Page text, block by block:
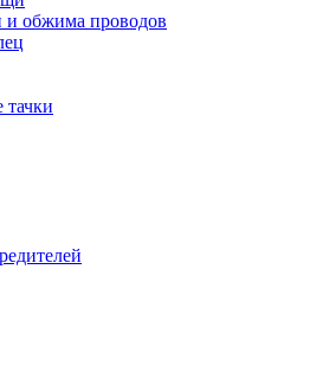
и обжима проводов